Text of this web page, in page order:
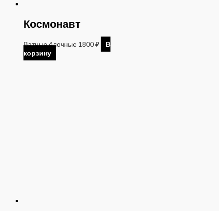
Космонавт
Ватные ёлочные 1800₽
В
корзину